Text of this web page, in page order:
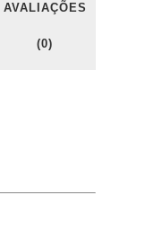
AVALIAÇÕES
(0)